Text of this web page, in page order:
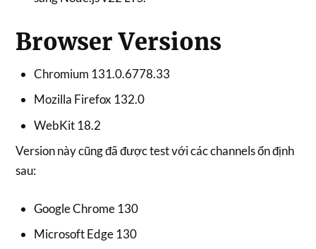
Browser Versions
Chromium 131.0.6778.33
Mozilla Firefox 132.0
WebKit 18.2
Version này cũng đã được test với các channels ổn định
sau:
Google Chrome 130
Microsoft Edge 130